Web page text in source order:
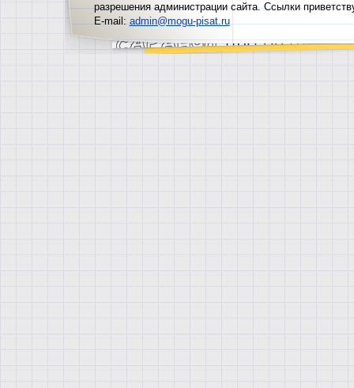
разрешения администрации сайта. Ссылки
E-mail:admin@mogu-pisat.ru